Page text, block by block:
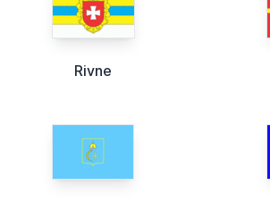
Rivne